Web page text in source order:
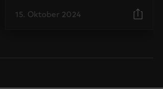
15. Oktober 2024